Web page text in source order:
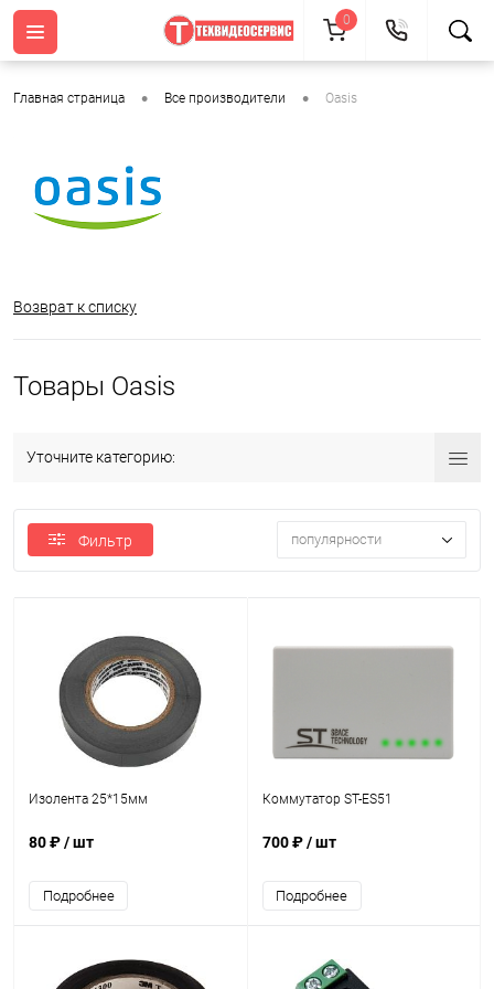
Главная страница • Все производители • Oasis
Возврат к списку
Товары Oasis
Уточните категорию:
Фильтр популярности
Изолента 25*15мм
80 ₽/ шт
Подробнее
Коммутатор ST-ES51
700 ₽/ шт
Подробнее
0